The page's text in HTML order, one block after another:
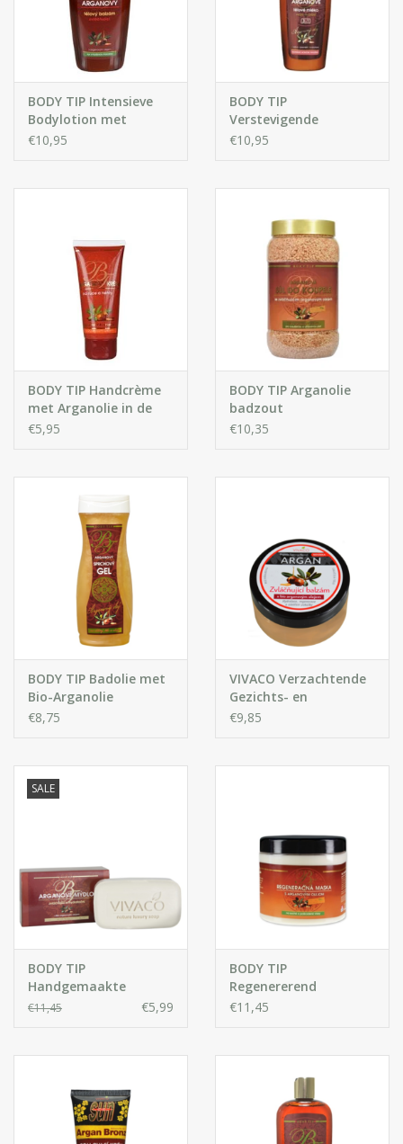
BODY TIP Intensieve
Bodylotion met
Arganolie
€10,95
BODY TIP
Verstevigende
Bodylotion met
€10,95
BODY TIP Handcrème
met Arganolie in de
tube
€5,95
BODY TIP Arganolie
badzout
€10,35
BODY TIP Badolie met
Bio-Arganolie
€8,75
VIVACO Verzachtende
Gezichts- en
Lichaamsbalsem met
€9,85
SALE
BODY TIP
Handgemaakte
Natuurlijke Zeep met
€11,45 €5,99
BODY TIP
Regenererend
haarmasker met Bio-
€11,45